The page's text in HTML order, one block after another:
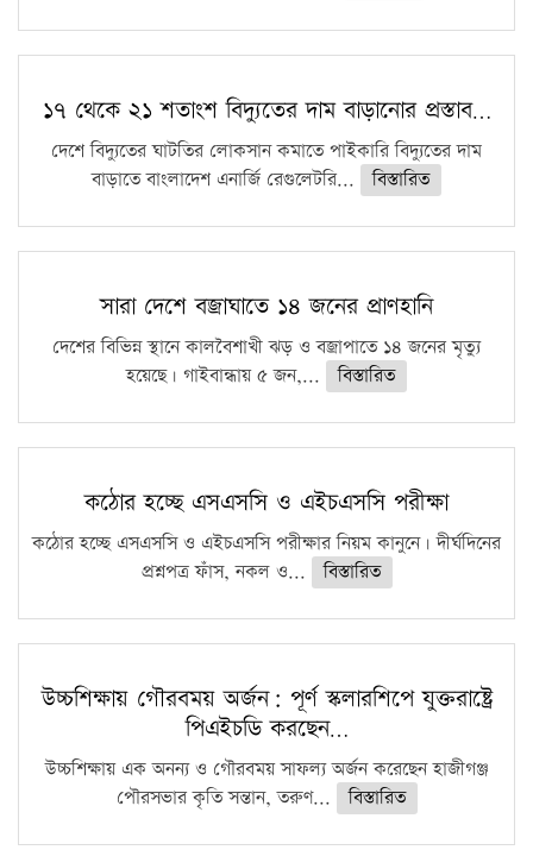
১৭ থেকে ২১ শতাংশ বিদ্যুতের দাম বাড়ানোর প্রস্তাব…
দেশে বিদ্যুতের ঘাটতির লোকসান কমাতে পাইকারি বিদ্যুতের দাম
বাড়াতে বাংলাদেশ এনার্জি রেগুলেটরি...
বিস্তারিত
সারা দেশে বজ্রাঘাতে ১৪ জনের প্রাণহানি
দেশের বিভিন্ন স্থানে কালবৈশাখী ঝড় ও বজ্রাপাতে ১৪ জনের মৃত্যু
হয়েছে। গাইবান্ধায় ৫ জন,...
বিস্তারিত
কঠোর হচ্ছে এসএসসি ও এইচএসসি পরীক্ষা
কঠোর হচ্ছে এসএসসি ও এইচএসসি পরীক্ষার নিয়ম কানুনে। দীর্ঘদিনের
প্রশ্নপত্র ফাঁস, নকল ও...
বিস্তারিত
উচ্চশিক্ষায় গৌরবময় অর্জন: পূর্ণ স্কলারশিপে যুক্তরাষ্ট্রে
পিএইচডি করছেন…
উচ্চশিক্ষায় এক অনন্য ও গৌরবময় সাফল্য অর্জন করেছেন হাজীগঞ্জ
পৌরসভার কৃতি সন্তান, তরুণ...
বিস্তারিত